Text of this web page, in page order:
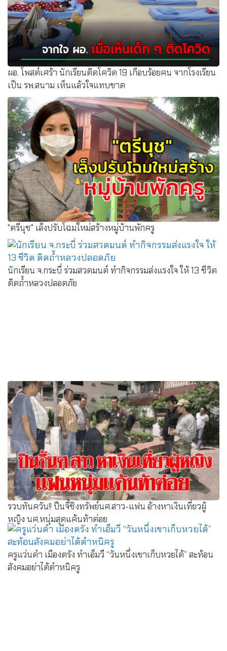
ผอ. โพสต์เศร้า นักเรียนติดโควิด 19 เกือบร้อยคน จากโรงเรียน
เป็น รพ.สนาม เห็นแล้วใจแทบขาด
"ตรีนุช" เล็งปรับโฉมใหม่สร้างหมู่บ้านพักครู
นักเรียน จ.กระบี่ ร่วมสวดมนต์ ทำกิจกรรมส่งแรงใจ ให้ 13 ชีวิต
ติดถ้ำหลวงปลอดภัย
รวบทันควัน!! ปืนจี้ชิงทรัพย์นศ.สาว-แฟน อ้างหาเงินเที่ยวผู้
หญิง นศ.หนุ่มสุดแค้นท้าต่อย
ครูแว่นดำ เมืองตรัง ทำเอ็มวี “วันหนึ่งเขาเก็บหวยได้” สะท้อน
สังคมอย่าได้ตำหนิครู